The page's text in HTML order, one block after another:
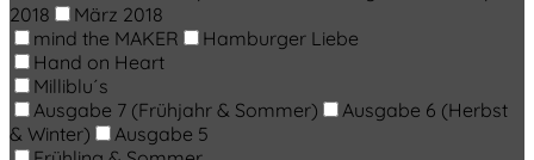
2018
März 2018
mind the MAKER
Hamburger Liebe
Hand on Heart
Milliblu´s
Ausgabe 7 (Frühjahr & Sommer)
Ausgabe 6 (Herbst
& Winter)
Ausgabe 5